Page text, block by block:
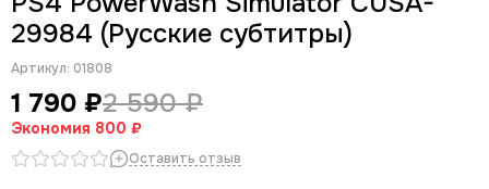
29984 (Русские субтитры)
Артикул: 01808
1 790 ₽2 590 ₽
Экономия 800 ₽
Оставить отзыв